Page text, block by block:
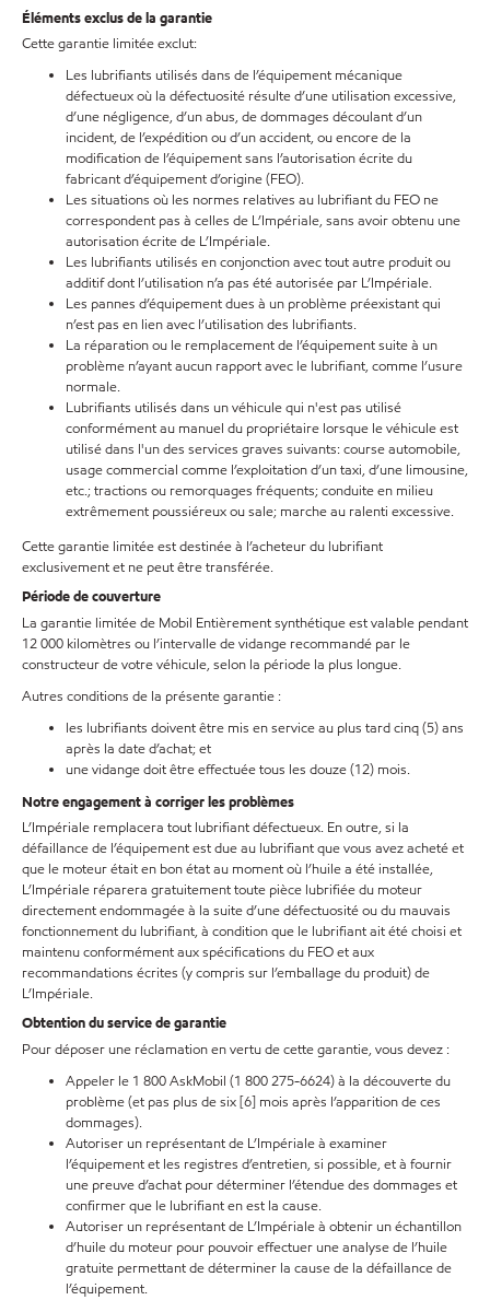
Éléments exclus de la garantie
Cette garantie limitée exclut:
Les lubrifiants utilisés dans de l’équipement mécanique
défectueux où la défectuosité résulte d’une utilisation excessive,
d’une négligence, d’un abus, de dommages découlant d’un
incident, de l’expédition ou d’un accident, ou encore de la
modification de l’équipement sans l’autorisation écrite du
fabricant d’équipement d’origine (FEO).
Les situations où les normes relatives au lubrifiant du FEO ne
correspondent pas à celles de L’Impériale, sans avoir obtenu une
autorisation écrite de L’Impériale.
Les lubrifiants utilisés en conjonction avec tout autre produit ou
additif dont l’utilisation n’a pas été autorisée par L’Impériale.
Les pannes d’équipement dues à un problème préexistant qui
n’est pas en lien avec l’utilisation des lubrifiants.
La réparation ou le remplacement de l’équipement suite à un
problème n’ayant aucun rapport avec le lubrifiant, comme l’usure
normale.
Lubrifiants utilisés dans un véhicule qui n'est pas utilisé
conformément au manuel du propriétaire lorsque le véhicule est
utilisé dans l'un des services graves suivants: course automobile,
usage commercial comme l’exploitation d’un taxi, d’une limousine,
etc.; tractions ou remorquages fréquents; conduite en milieu
extrêmement poussiéreux ou sale; marche au ralenti excessive.
Cette garantie limitée est destinée à l’acheteur du lubrifiant
exclusivement et ne peut être transférée.
Période de couverture
La garantie limitée de Mobil Entièrement synthétique est valable pendant
12 000 kilomètres ou l’intervalle de vidange recommandé par le
constructeur de votre véhicule, selon la période la plus longue.
Autres conditions de la présente garantie :
les lubrifiants doivent être mis en service au plus tard cinq (5) ans
après la date d’achat; et
une vidange doit être effectuée tous les douze (12) mois.
Notre engagement à corriger les problèmes
L’Impériale remplacera tout lubrifiant défectueux. En outre, si la
défaillance de l’équipement est due au lubrifiant que vous avez acheté et
que le moteur était en bon état au moment où l’huile a été installée,
L’Impériale réparera gratuitement toute pièce lubrifiée du moteur
directement endommagée à la suite d’une défectuosité ou du mauvais
fonctionnement du lubrifiant, à condition que le lubrifiant ait été choisi et
maintenu conformément aux spécifications du FEO et aux
recommandations écrites (y compris sur l’emballage du produit) de
L’Impériale.
Obtention du service de garantie
Pour déposer une réclamation en vertu de cette garantie, vous devez :
Appeler le 1 800 AskMobil (1 800 275-6624) à la découverte du
problème (et pas plus de six [6] mois après l’apparition de ces
dommages).
Autoriser un représentant de L’Impériale à examiner
l’équipement et les registres d’entretien, si possible, et à fournir
une preuve d’achat pour déterminer l’étendue des dommages et
confirmer que le lubrifiant en est la cause.
Autoriser un représentant de L’Impériale à obtenir un échantillon
d’huile du moteur pour pouvoir effectuer une analyse de l’huile
gratuite permettant de déterminer la cause de la défaillance de
l’équipement.